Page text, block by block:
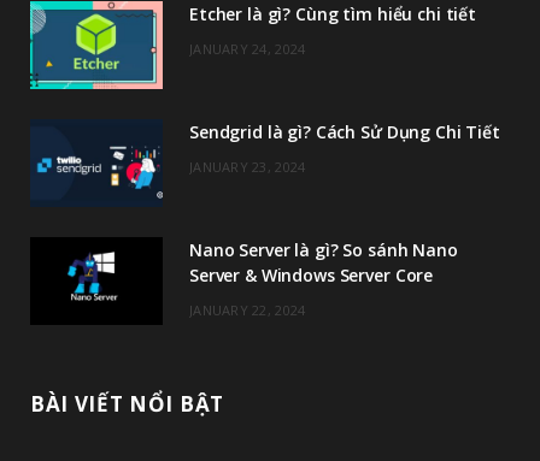
b
o
t a u
Etcher là gì? Cùng tìm hiểu chi tiết
JANUARY 24, 2024
Sendgrid là gì? Cách Sử Dụng Chi Tiết
JANUARY 23, 2024
Nano Server là gì? So sánh Nano
Server & Windows Server Core
JANUARY 22, 2024
BÀI VIẾT NỔI BẬT